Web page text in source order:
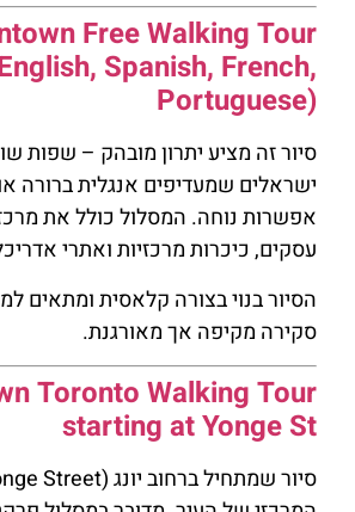
Free Walking Tour
Spanish, French,
Portuguese)
סיור זה מציע יתרון מובהק – שפות
ישראלים שמעדיפים אנגלית ברורה
אפשרות נוחה. המסלול כולל את
עסקים, כיכרות מרכזיות ואתרי
הסיור בנוי בצורה קלאסית ומתאים
סקירה מקיפה אך מאורגנת.
Toronto Walking Tour
starting at Yonge St